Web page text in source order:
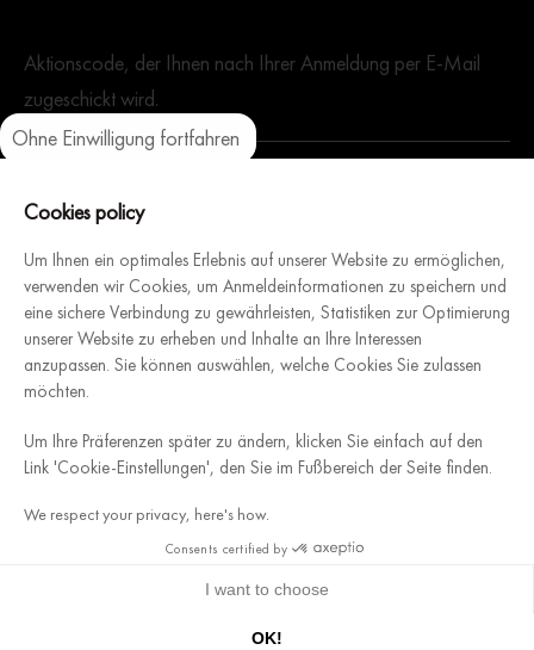
Ohne Einwilligung fortfahren
Cookies policy
Um Ihnen ein optimales Erlebnis auf unserer Website zu ermöglichen,
verwenden wir Cookies, um Anmeldeinformationen zu speichern und
eine sichere Verbindung zu gewährleisten, Statistiken zur Optimierung
unserer Website zu erheben und Inhalte an Ihre Interessen
anzupassen. Sie können auswählen, welche Cookies Sie zulassen
möchten.
Um Ihre Präferenzen später zu ändern, klicken Sie einfach auf den
Link 'Cookie-Einstellungen', den Sie im Fußbereich der Seite finden.
We respect your privacy, here's how.
Consents certified by
I want to choose
OK!
Unsere Plattform ermöglicht es Ihnen, Ihre
Aktionscode, der Ihnen nach Ihrer Anmeldung per E-Mail
zugeschickt wird.
Eine Website, die sich unserem Schwesterunternehmen
widmet. Architecture Intérieure du Vin, französischer
Hersteller von modularen und individuell gestaltbaren
Weinkellern, begleitet Sie bei der Planung und Installation
Entdecken
Allgemeine Geschäftsbedingungen von SANBRI S.A.S
Impressum